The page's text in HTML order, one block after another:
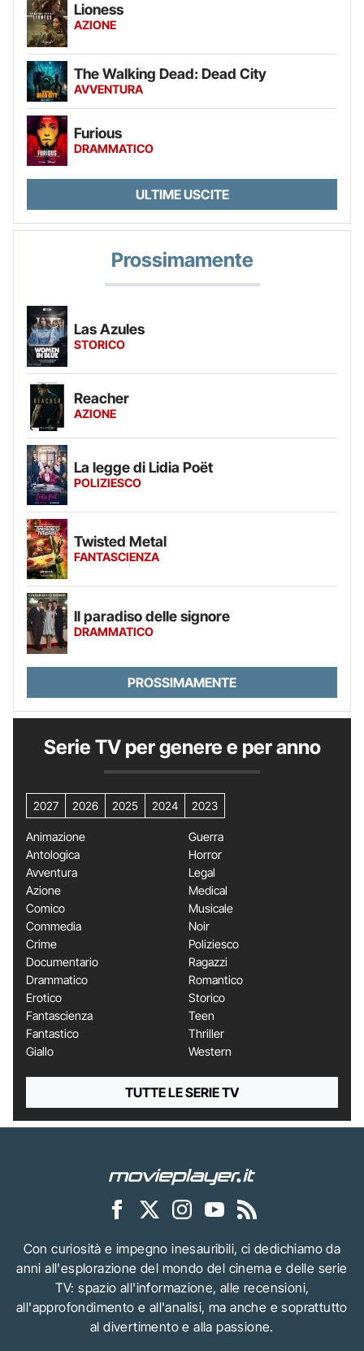
Lioness
AZIONE
The Walking Dead: Dead City
AVVENTURA
Furious
DRAMMATICO
ULTIME USCITE
Prossimamente
Las Azules
STORICO
Reacher
AZIONE
La legge di Lidia Poët
POLIZIESCO
Twisted Metal
FANTASCIENZA
Il paradiso delle signore
DRAMMATICO
PROSSIMAMENTE
Serie TV per genere e per anno
2027 2026 2025 2024 2023
Animazione
Antologica
Avventura
Azione
Comico
Commedia
Crime
Documentario
Drammatico
Erotico
Fantascienza
Fantastico
Giallo
Guerra
Horror
Legal
Medical
Musicale
Noir
Poliziesco
Ragazzi
Romantico
Storico
Teen
Thriller
Western
TUTTE LE SERIE TV
Con curiosità e impegno inesauribili, ci dedichiamo da
anni all'esplorazione del mondo del cinema e delle serie
TV: spazio all'informazione, alle recensioni,
all'approfondimento e all'analisi, ma anche e soprattutto
al divertimento e alla passione.